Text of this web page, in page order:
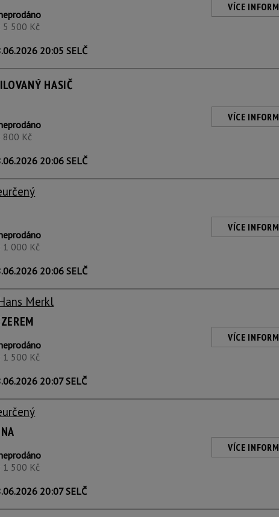
5 500 Kč
20:05 SELČ
VÍCE
HASIČ
800 Kč
20:06 SELČ
VÍCE
1 000 Kč
20:06 SELČ
VÍCE
Merkl
1 500 Kč
20:07 SELČ
VÍCE
1 500 Kč
20:07 SELČ
VÍCE